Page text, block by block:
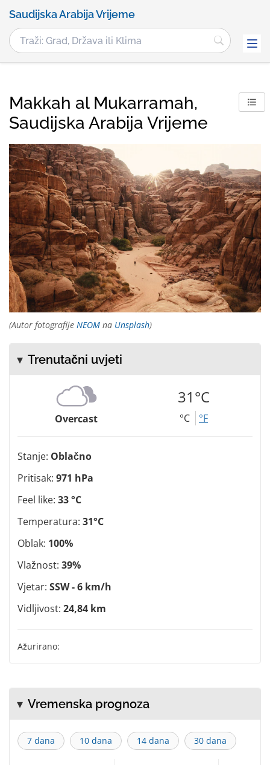
Saudijska Arabija Vrijeme
Makkah al Mukarramah,
Saudijska Arabija Vrijeme
(Autor fotografije NEOM na Unsplash)
Trenutačni uvjeti
Overcast
31°C
°C °F
Stanje: Oblačno
Pritisak: 971 hPa
Feel like: 33 °C
Temperatura: 31°C
Oblak: 100%
Vlažnost: 39%
Vjetar: SSW - 6 km/h
Vidljivost: 24,84 km
Ažurirano:
Vremenska prognoza
7 dana 10 dana 14 dana 30 dana